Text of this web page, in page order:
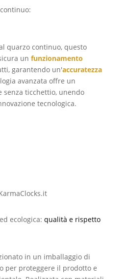
quarzo continuo, questo
un funzionamento
garantendo un'accuratezza
avanzata offre un
senza ticchettio, unendo
tecnologica.
ecologica: qualità e rispetto
in un imballaggio di
per proteggere il prodotto e